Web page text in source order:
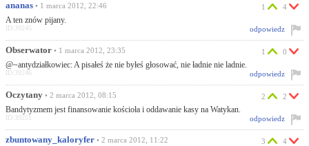
ananas • 1 marca 2012, 22:46
A ten znów pijany.
1 4
odpowiedz
ID:39245
Obserwator • 1 marca 2012, 23:35
@~antydziałkowiec: A pisałeś że nie byłeś głosować, nie ładnie nie ladnie.
1 0
odpowiedz
ID:39246
Oczytany • 2 marca 2012, 08:15
Bandytyzmem jest finansowanie kościoła i oddawanie kasy na Watykan.
2 2
odpowiedz
ID:39251
zbuntowany_kaloryfer • 2 marca 2012, 11:22 3 4